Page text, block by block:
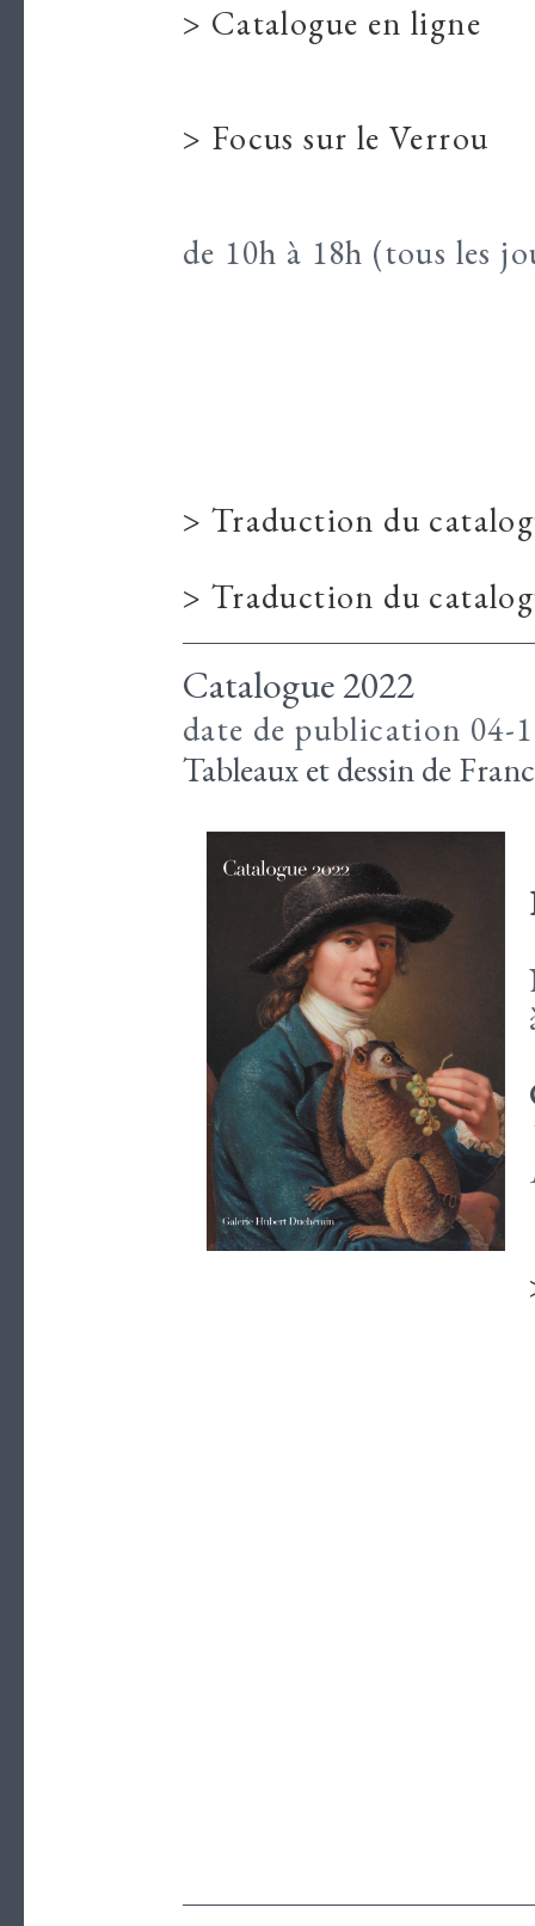
> Catalogue en ligne
> Focus sur le Verrou
de 10h à 18h (tous les
> Traduction du
> Traduction du
Catalogue 2022
date de publication 04-
Tableaux et dessin de